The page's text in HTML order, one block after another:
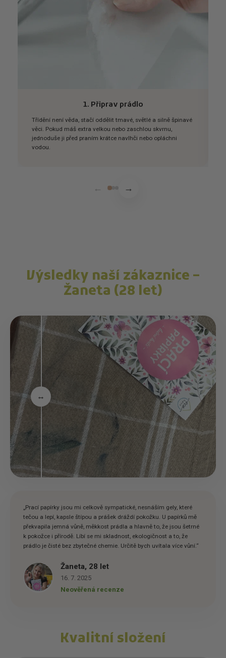
1. Připrav prádlo
Třídění není věda, stačí oddělit tmavé, světlé a silně špinavé
věci. Pokud máš extra velkou nebo zaschlou skvrnu,
jednoduše ji před praním krátce navlhči nebo opláchni
vodou.
← →
Výsledky naší zákaznice –
Žaneta (28 let)
↔
„Prací papírky jsou mi celkově sympatické, nesnáším gely, které
tečou a lepí, kapsle štípou a prášek dráždí pokožku. U papírků mě
překvapila jemná vůně, měkkost prádla a hlavně to, že jsou šetrné
k pokožce i přírodě. Líbí se mi skladnost, ekologičnost a to, že
prádlo je čisté bez zbytečné chemie. Určitě bych uvítala více vůní.“
Žaneta, 28 let
16. 7. 2025
Neověřená recenze
Kvalitní složení